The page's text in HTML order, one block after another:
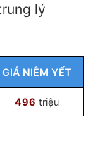
lý
GIÁ NIÊM YẾT
496 triệu